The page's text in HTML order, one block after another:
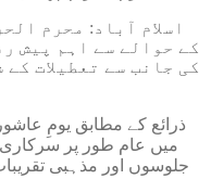
اسلام آباد: محرم
کے حوالے سے اہم پیش
کی جانب سے تعطیلات
میں عام طور پر سرکاری
جلوسوں اور مذہبی